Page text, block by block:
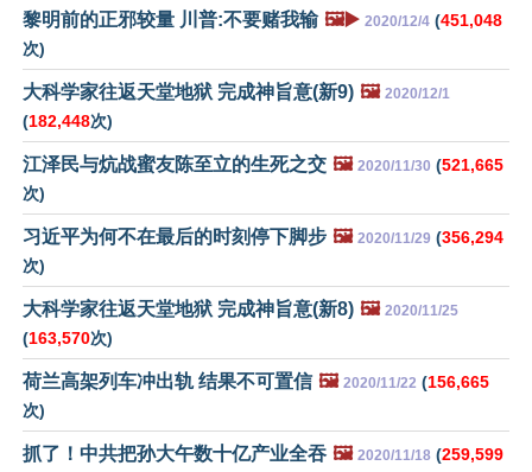
黎明前的正邪较量 川普:不要赌我输 🖼️▶️ 2020/12/4 (451,048
次)
大科学家往返天堂地狱 完成神旨意(新9) 🖼️ 2020/12/1
(182,448次)
江泽民与炕战蜜友陈至立的生死之交 🖼️ 2020/11/30 (521,665
次)
习近平为何不在最后的时刻停下脚步 🖼️ 2020/11/29 (356,294
次)
大科学家往返天堂地狱 完成神旨意(新8) 🖼️ 2020/11/25
(163,570次)
荷兰高架列车冲出轨 结果不可置信 🖼️ 2020/11/22 (156,665
次)
抓了！中共把孙大午数十亿产业全吞 🖼️ 2020/11/18 (259,599